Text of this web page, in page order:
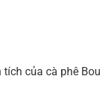
của cà phê